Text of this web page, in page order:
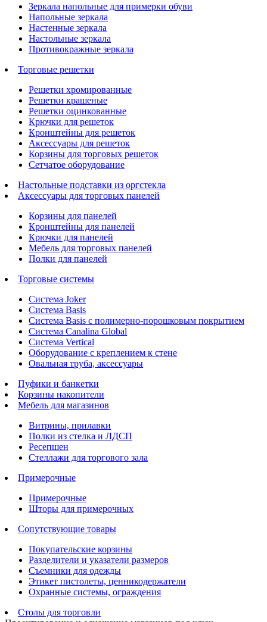
Зеркала напольные для примерки обуви
Напольные зеркала
Настенные зеркала
Настольные зеркала
Противокражные зеркала
Торговые решетки
Решетки хромированные
Решетки крашеные
Решетки оцинкованные
Крючки для решеток
Кронштейны для решеток
Аксессуары для решеток
Корзины для торговых решеток
Сетчатое оборудование
Настольные подставки из оргстекла
Аксессуары для торговых панелей
Корзины для панелей
Кронштейны для панелей
Крючки для панелей
Мебель для торговых панелей
Полки для панелей
Торговые системы
Система Joker
Система Basis
Система Basis с полимерно-порошковым покрытием
Система Canalina Global
Система Vertical
Оборудование с креплением к стене
Овальная труба, аксессуары
Пуфики и банкетки
Корзины накопители
Мебель для магазинов
Витрины, прилавки
Полки из стелка и ЛДСП
Ресепшен
Стеллажи для торгового зала
Примерочные
Примерочные
Шторы для примерочных
Сопутствующие товары
Покупательские корзины
Разделители и указатели размеров
Съемники для одежды
Этикет пистолеты, ценникодержатели
Охранные системы, ограждения
Столы для торговли